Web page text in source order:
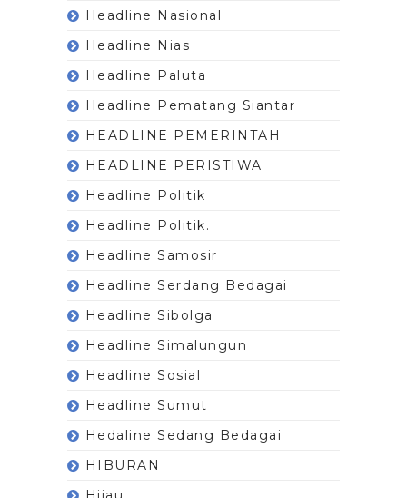
Headline Nasional
Headline Nias
Headline Paluta
Headline Pematang Siantar
HEADLINE PEMERINTAH
HEADLINE PERISTIWA
Headline Politik
Headline Politik.
Headline Samosir
Headline Serdang Bedagai
Headline Sibolga
Headline Simalungun
Headline Sosial
Headline Sumut
Hedaline Sedang Bedagai
HIBURAN